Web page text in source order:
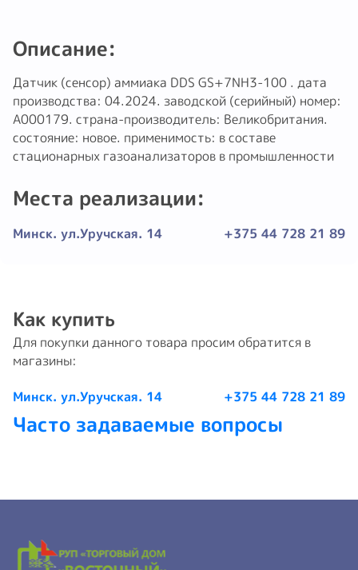
Описание:
Датчик (сенсор) аммиака DDS GS+7NH3-100 . дата
производства: 04.2024. заводской (серийный) номер:
A000179. страна-производитель: Великобритания.
состояние: новое. применимость: в составе
стационарных газоанализаторов в промышленности
Места реализации:
Минск. ул.Уручская. 14 +375 44 728 21 89
Как купить
Для покупки данного товара просим обратится в
магазины:
Минск. ул.Уручская. 14 +375 44 728 21 89
Часто задаваемые вопросы